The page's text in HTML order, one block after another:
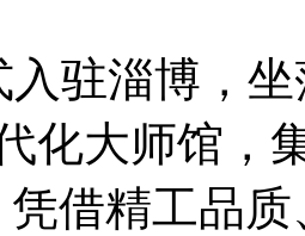
入驻淄博，
化大师馆，
借精工品